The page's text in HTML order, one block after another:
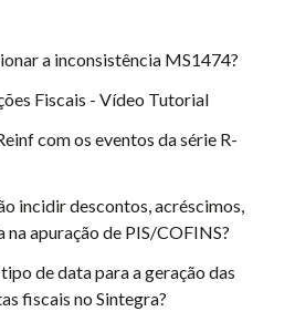
a inconsistência MS1474?
Fiscais - Vídeo Tutorial
com os eventos da série R-
incidir descontos, acréscimos,
apuração de PIS/COFINS?
de data para a geração das
fiscais no Sintegra?